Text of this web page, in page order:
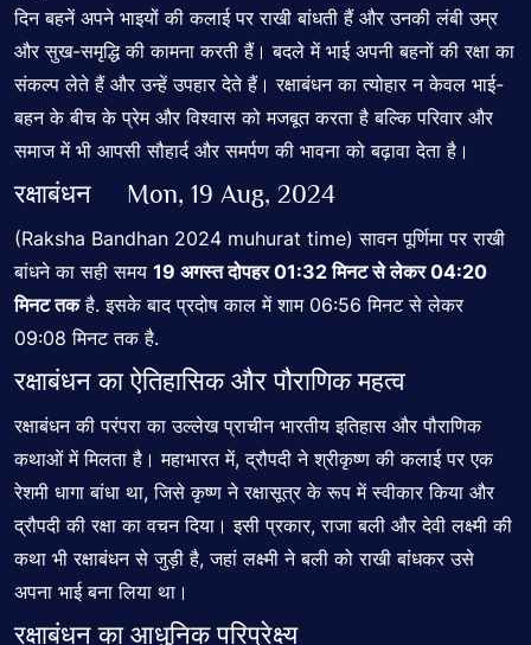
दिन बहनें अपने भाइयों की कलाई पर राखी बांधती हैं और उनकी लंबी उम्र
और सुख-समृद्धि की कामना करती हैं। बदले में भाई अपनी बहनों की रक्षा का
संकल्प लेते हैं और उन्हें उपहार देते हैं। रक्षाबंधन का त्योहार न केवल भाई-
बहन के बीच के प्रेम और विश्वास को मजबूत करता है बल्कि परिवार और
समाज में भी आपसी सौहार्द और समर्पण की भावना को बढ़ावा देता है।
रक्षाबंधन Mon, 19 Aug, 2024
(Raksha Bandhan 2024 muhurat time) सावन पूर्णिमा पर राखी
बांधने का सही समय 19 अगस्त दोपहर 01:32 मिनट से लेकर 04:20
मिनट तकहै. इसके बाद प्रदोष काल में शाम 06:56 मिनट से लेकर
09:08 मिनट तक है.
रक्षाबंधन का ऐतिहासिक और पौराणिक महत्व
रक्षाबंधन की परंपरा का उल्लेख प्राचीन भारतीय इतिहास और पौराणिक
कथाओं में मिलता है। महाभारत में, द्रौपदी ने श्रीकृष्ण की कलाई पर एक
रेशमी धागा बांधा था, जिसे कृष्ण ने रक्षासूत्र के रूप में स्वीकार किया और
द्रौपदी की रक्षा का वचन दिया। इसी प्रकार, राजा बली और देवी लक्ष्मी की
कथा भी रक्षाबंधन से जुड़ी है, जहां लक्ष्मी ने बली को राखी बांधकर उसे
अपना भाई बना लिया था।
रक्षाबंधन का आधुनिक परिप्रेक्ष्य